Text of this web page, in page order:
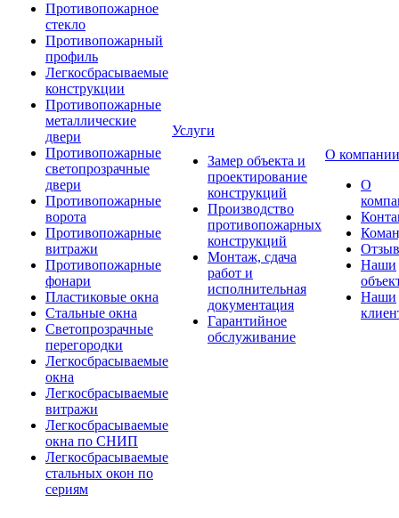
Противопожарное
стекло
Противопожарный
профиль
Легкосбрасываемые
конструкции
Противопожарные
металлические
двери
Противопожарные
светопрозрачные
двери
Противопожарные
ворота
Противопожарные
витражи
Противопожарные
фонари
Пластиковые окна
Стальные окна
Светопрозрачные
перегородки
Легкосбрасываемые
окна
Легкосбрасываемые
витражи
Легкосбрасываемые
окна по СНИП
Легкосбрасываемые
стальных окон по
сериям
Услуги
Замер объекта и
проектирование
конструкций
Производство
противопожарных
конструкций
Монтаж, сдача
работ и
исполнительная
документация
Гарантийное
обслуживание
О компании
О
Наши
Наши